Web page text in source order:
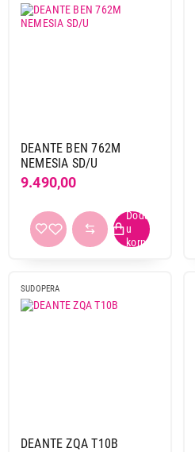
DEANTE BEN 762M
NEMESIA SD/U
9.490,00
SUDOPERA
DEANTE ZQA T10B